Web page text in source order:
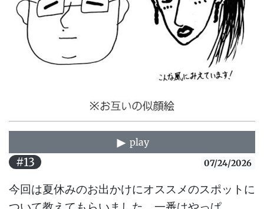
play
#13 07/24/2026
今回は夏休みのお出かけにオススメのスポットに